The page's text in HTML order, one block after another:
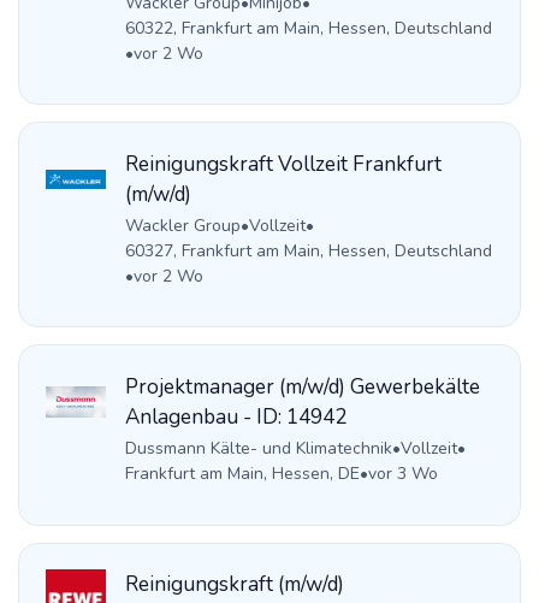
60322, Frankfurt am Main, Hessen, Deutschland
•vor 2 Wo
Reinigungskraft Vollzeit Frankfurt
(m/w/d)
Wackler Group•Vollzeit•
60327, Frankfurt am Main, Hessen, Deutschland
•vor 2 Wo
Projektmanager (m/w/d) Gewerbekälte
Anlagenbau - ID: 14942
Dussmann Kälte- und Klimatechnik•Vollzeit•
Frankfurt am Main, Hessen, DE•vor 3 Wo
Reinigungskraft (m/w/d)